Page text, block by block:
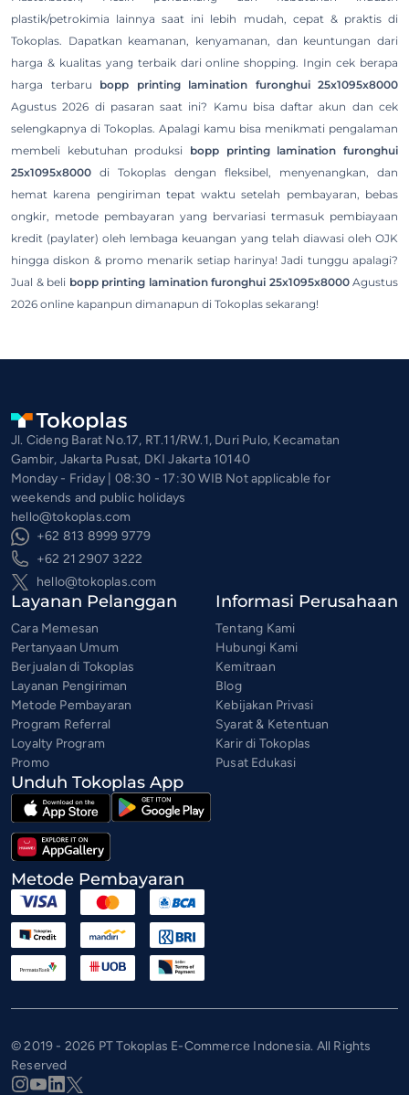
plastik/petrokimia lainnya saat ini lebih mudah, cepat & praktis di
Tokoplas. Dapatkan keamanan, kenyamanan, dan keuntungan dari
harga & kualitas yang terbaik dari online shopping. Ingin cek berapa
harga terbaru bopp printing lamination furonghui 25x1095x8000
Agustus 2026 di pasaran saat ini? Kamu bisa daftar akun dan cek
selengkapnya di Tokoplas. Apalagi kamu bisa menikmati pengalaman
membeli kebutuhan produksi bopp printing lamination furonghui
25x1095x8000 di Tokoplas dengan fleksibel, menyenangkan, dan
hemat karena pengiriman tepat waktu setelah pembayaran, bebas
ongkir, metode pembayaran yang bervariasi termasuk pembiayaan
kredit (paylater) oleh lembaga keuangan yang telah diawasi oleh OJK
hingga diskon & promo menarik setiap harinya! Jadi tunggu apalagi?
Jual & beli bopp printing lamination furonghui 25x1095x8000Agustus
2026 online kapanpun dimanapun di Tokoplas sekarang!
Jl. Cideng Barat No.17, RT.11/RW.1, Duri Pulo, Kecamatan
Gambir, Jakarta Pusat, DKI Jakarta 10140
Monday - Friday | 08:30 - 17:30 WIB Not applicable for
weekends and public holidays
hello@tokoplas.com
+62 813 8999 9779
+62 21 2907 3222
hello@tokoplas.com
Layanan Pelanggan
Cara Memesan
Pertanyaan Umum
Berjualan di Tokoplas
Layanan Pengiriman
Metode Pembayaran
Program Referral
Loyalty Program
Promo
Informasi Perusahaan
Tentang Kami
Hubungi Kami
Kemitraan
Blog
Kebijakan Privasi
Syarat & Ketentuan
Karir di Tokoplas
Pusat Edukasi
Unduh Tokoplas App
Metode Pembayaran
© 2019 - 2026 PT Tokoplas E-Commerce Indonesia. All Rights
Reserved